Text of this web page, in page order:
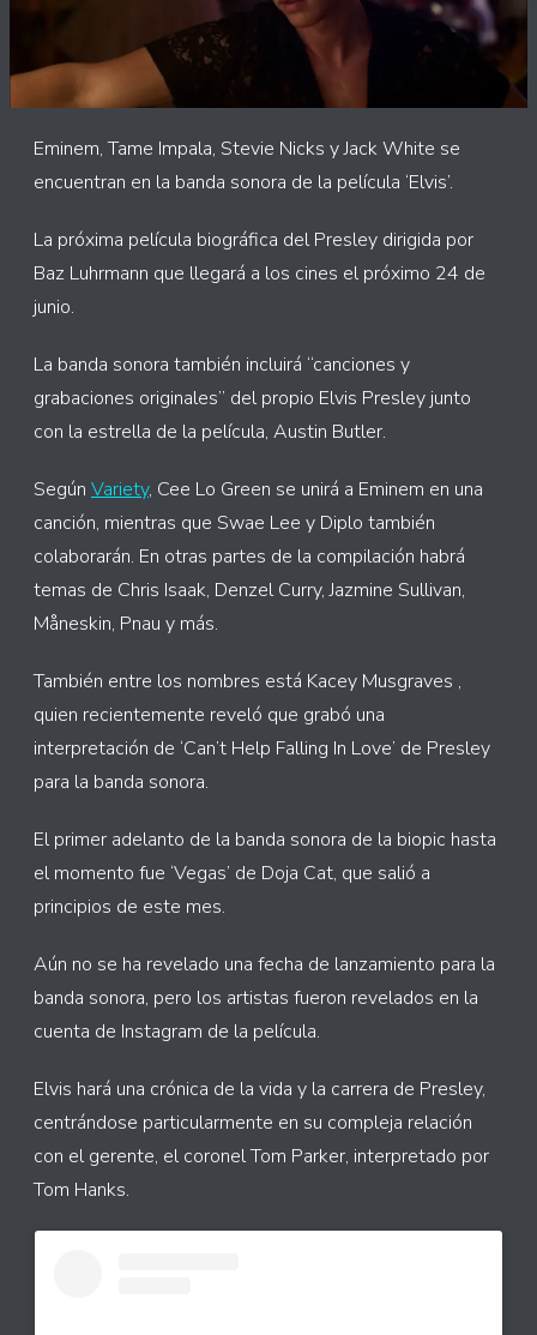
Eminem, Tame Impala, Stevie Nicks y Jack White se
encuentran en la banda sonora de la película ‘Elvis’.
La próxima película biográfica del Presley dirigida por
Baz Luhrmann que llegará a los cines el próximo 24 de
junio.
La banda sonora también incluirá “canciones y
grabaciones originales” del propio Elvis Presley junto
con la estrella de la película, Austin Butler.
Según Variety, Cee Lo Green se unirá a Eminem en una
canción, mientras que Swae Lee y Diplo también
colaborarán. En otras partes de la compilación habrá
temas de Chris Isaak, Denzel Curry, Jazmine Sullivan,
Måneskin, Pnau y más.
También entre los nombres está Kacey Musgraves ,
quien recientemente reveló que grabó una
interpretación de ‘Can’t Help Falling In Love’ de Presley
para la banda sonora.
El primer adelanto de la banda sonora de la biopic hasta
el momento fue ‘Vegas’ de Doja Cat, que salió a
principios de este mes.
Aún no se ha revelado una fecha de lanzamiento para la
banda sonora, pero los artistas fueron revelados en la
cuenta de Instagram de la película.
Elvis hará una crónica de la vida y la carrera de Presley,
centrándose particularmente en su compleja relación
con el gerente, el coronel Tom Parker, interpretado por
Tom Hanks.